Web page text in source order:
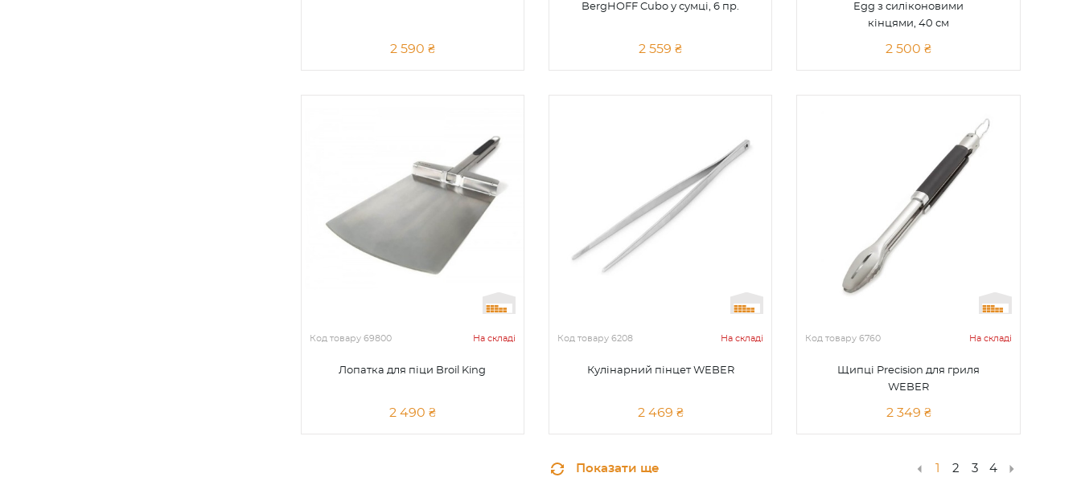
2 590 ₴
BergHOFF Cubo у сумці, 6 пр.
2 559 ₴
Egg з силіконовими
кінцями, 40 см
2 500 ₴
Код товару 69800 На складі
Лопатка для піци Broil King
2 490 ₴
Код товару 6208 На складі
Кулінарний пінцет WEBER
2 469 ₴
Код товару6760 На складі
Щипці Precision для гриля
WEBER
2 349 ₴
Показати ще 2 3 4